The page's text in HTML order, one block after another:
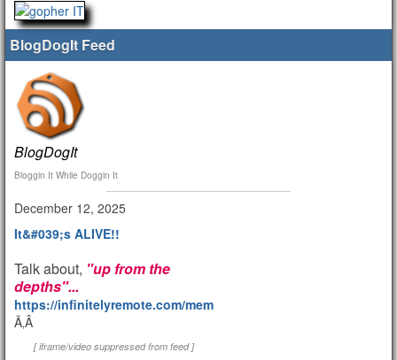
BlogDogIt Feed
BlogDogIt
Bloggin It While Doggin It
December 12, 2025
It&#039;s ALIVE!!
Talk about, "up from the
depths"...
https://infinitelyremote.com/members/clod/
Ã‚Â
[ iframe/video suppressed from feed ]